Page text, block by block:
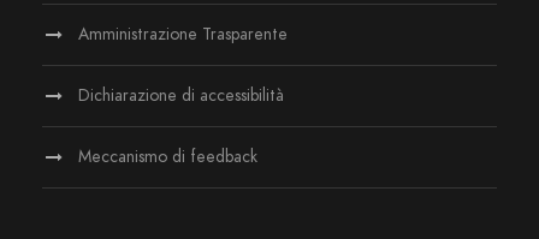
Amministrazione Trasparente
Dichiarazione di accessibilità
Meccanismo di feedback